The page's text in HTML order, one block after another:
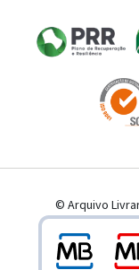
© Arquivo